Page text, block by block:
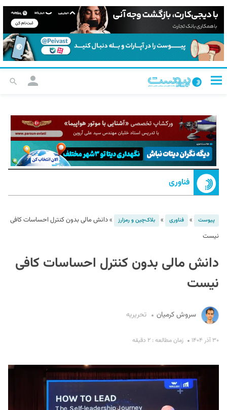
فناوری
پیوست » فناوری » بلاک‌چین و رمزارز »دانش مالی بدون کنترل احساسات کافی
نیست
دانش مالی بدون کنترل احساسات کافی
نیست
سروش کرمیان تحریریه
۳۰ آذر ۱۴۰۴ زمان مطالعه : ۲ دقیقه